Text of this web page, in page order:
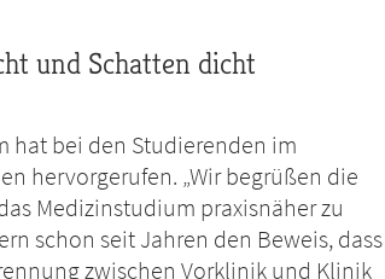
und Schatten dicht
hat bei den Studierenden im
hervorgerufen. „Wir begrüßen die
Medizinstudium praxisnäher zu
schon seit Jahren den Beweis, dass
zwischen Vorklinik und Klinik